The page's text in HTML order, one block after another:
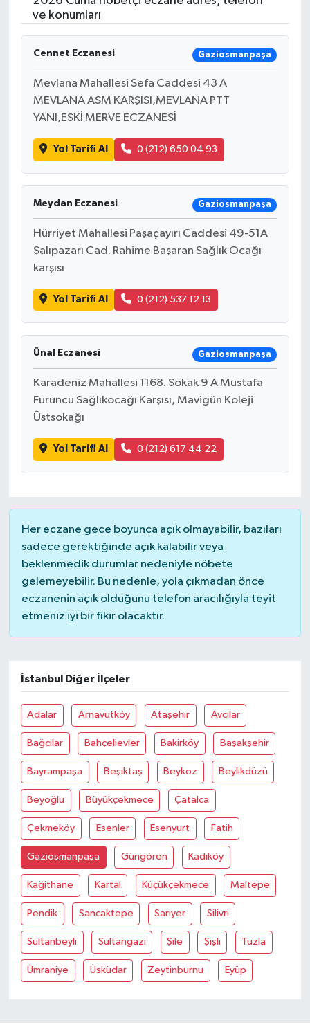
ve konumları
Cennet Eczanesi Gaziosmanpaşa
Mevlana Mahallesi Sefa Caddesi 43 A
MEVLANA ASM KARŞISI,MEVLANA PTT
YANI,ESKİ MERVE ECZANESİ
Yol Tarifi Al 0 (212) 650 04 93
Meydan Eczanesi Gaziosmanpaşa
Hürriyet Mahallesi Paşaçayırı Caddesi 49-51A
Salıpazarı Cad. Rahime Başaran Sağlık Ocağı
karşısı
Yol Tarifi Al 0 (212) 537 12 13
Ünal Eczanesi Gaziosmanpaşa
Karadeniz Mahallesi 1168. Sokak 9 A Mustafa
Furuncu Sağlıkocağı Karşısı, Mavigün Koleji
Üstsokağı
Yol Tarifi Al 0 (212) 617 44 22
Her eczane gece boyunca açık olmayabilir, bazıları
sadece gerektiğinde açık kalabilir veya
beklenmedik durumlar nedeniyle nöbete
gelemeyebilir. Bu nedenle, yola çıkmadan önce
eczanenin açık olduğunu telefon aracılığıyla teyit
etmeniz iyi bir fikir olacaktır.
İstanbul Diğer İlçeler
Adalar Arnavutköy Ataşehir Avcilar
Bağcilar Bahçelievler Bakirköy Başakşehir
Bayrampaşa Beşiktaş Beykoz Beylikdüzü
Beyoğlu Büyükçekmece Çatalca
Çekmeköy Esenler Esenyurt Fatih
Gaziosmanpaşa Güngören Kadiköy
Kağithane Kartal Küçükçekmece Maltepe
Pendik Sancaktepe Sariyer Silivri
Sultanbeyli Sultangazi Şile Şişli Tuzla
Ümraniye Üsküdar Zeytinburnu Eyüp
Resmi İlanlar